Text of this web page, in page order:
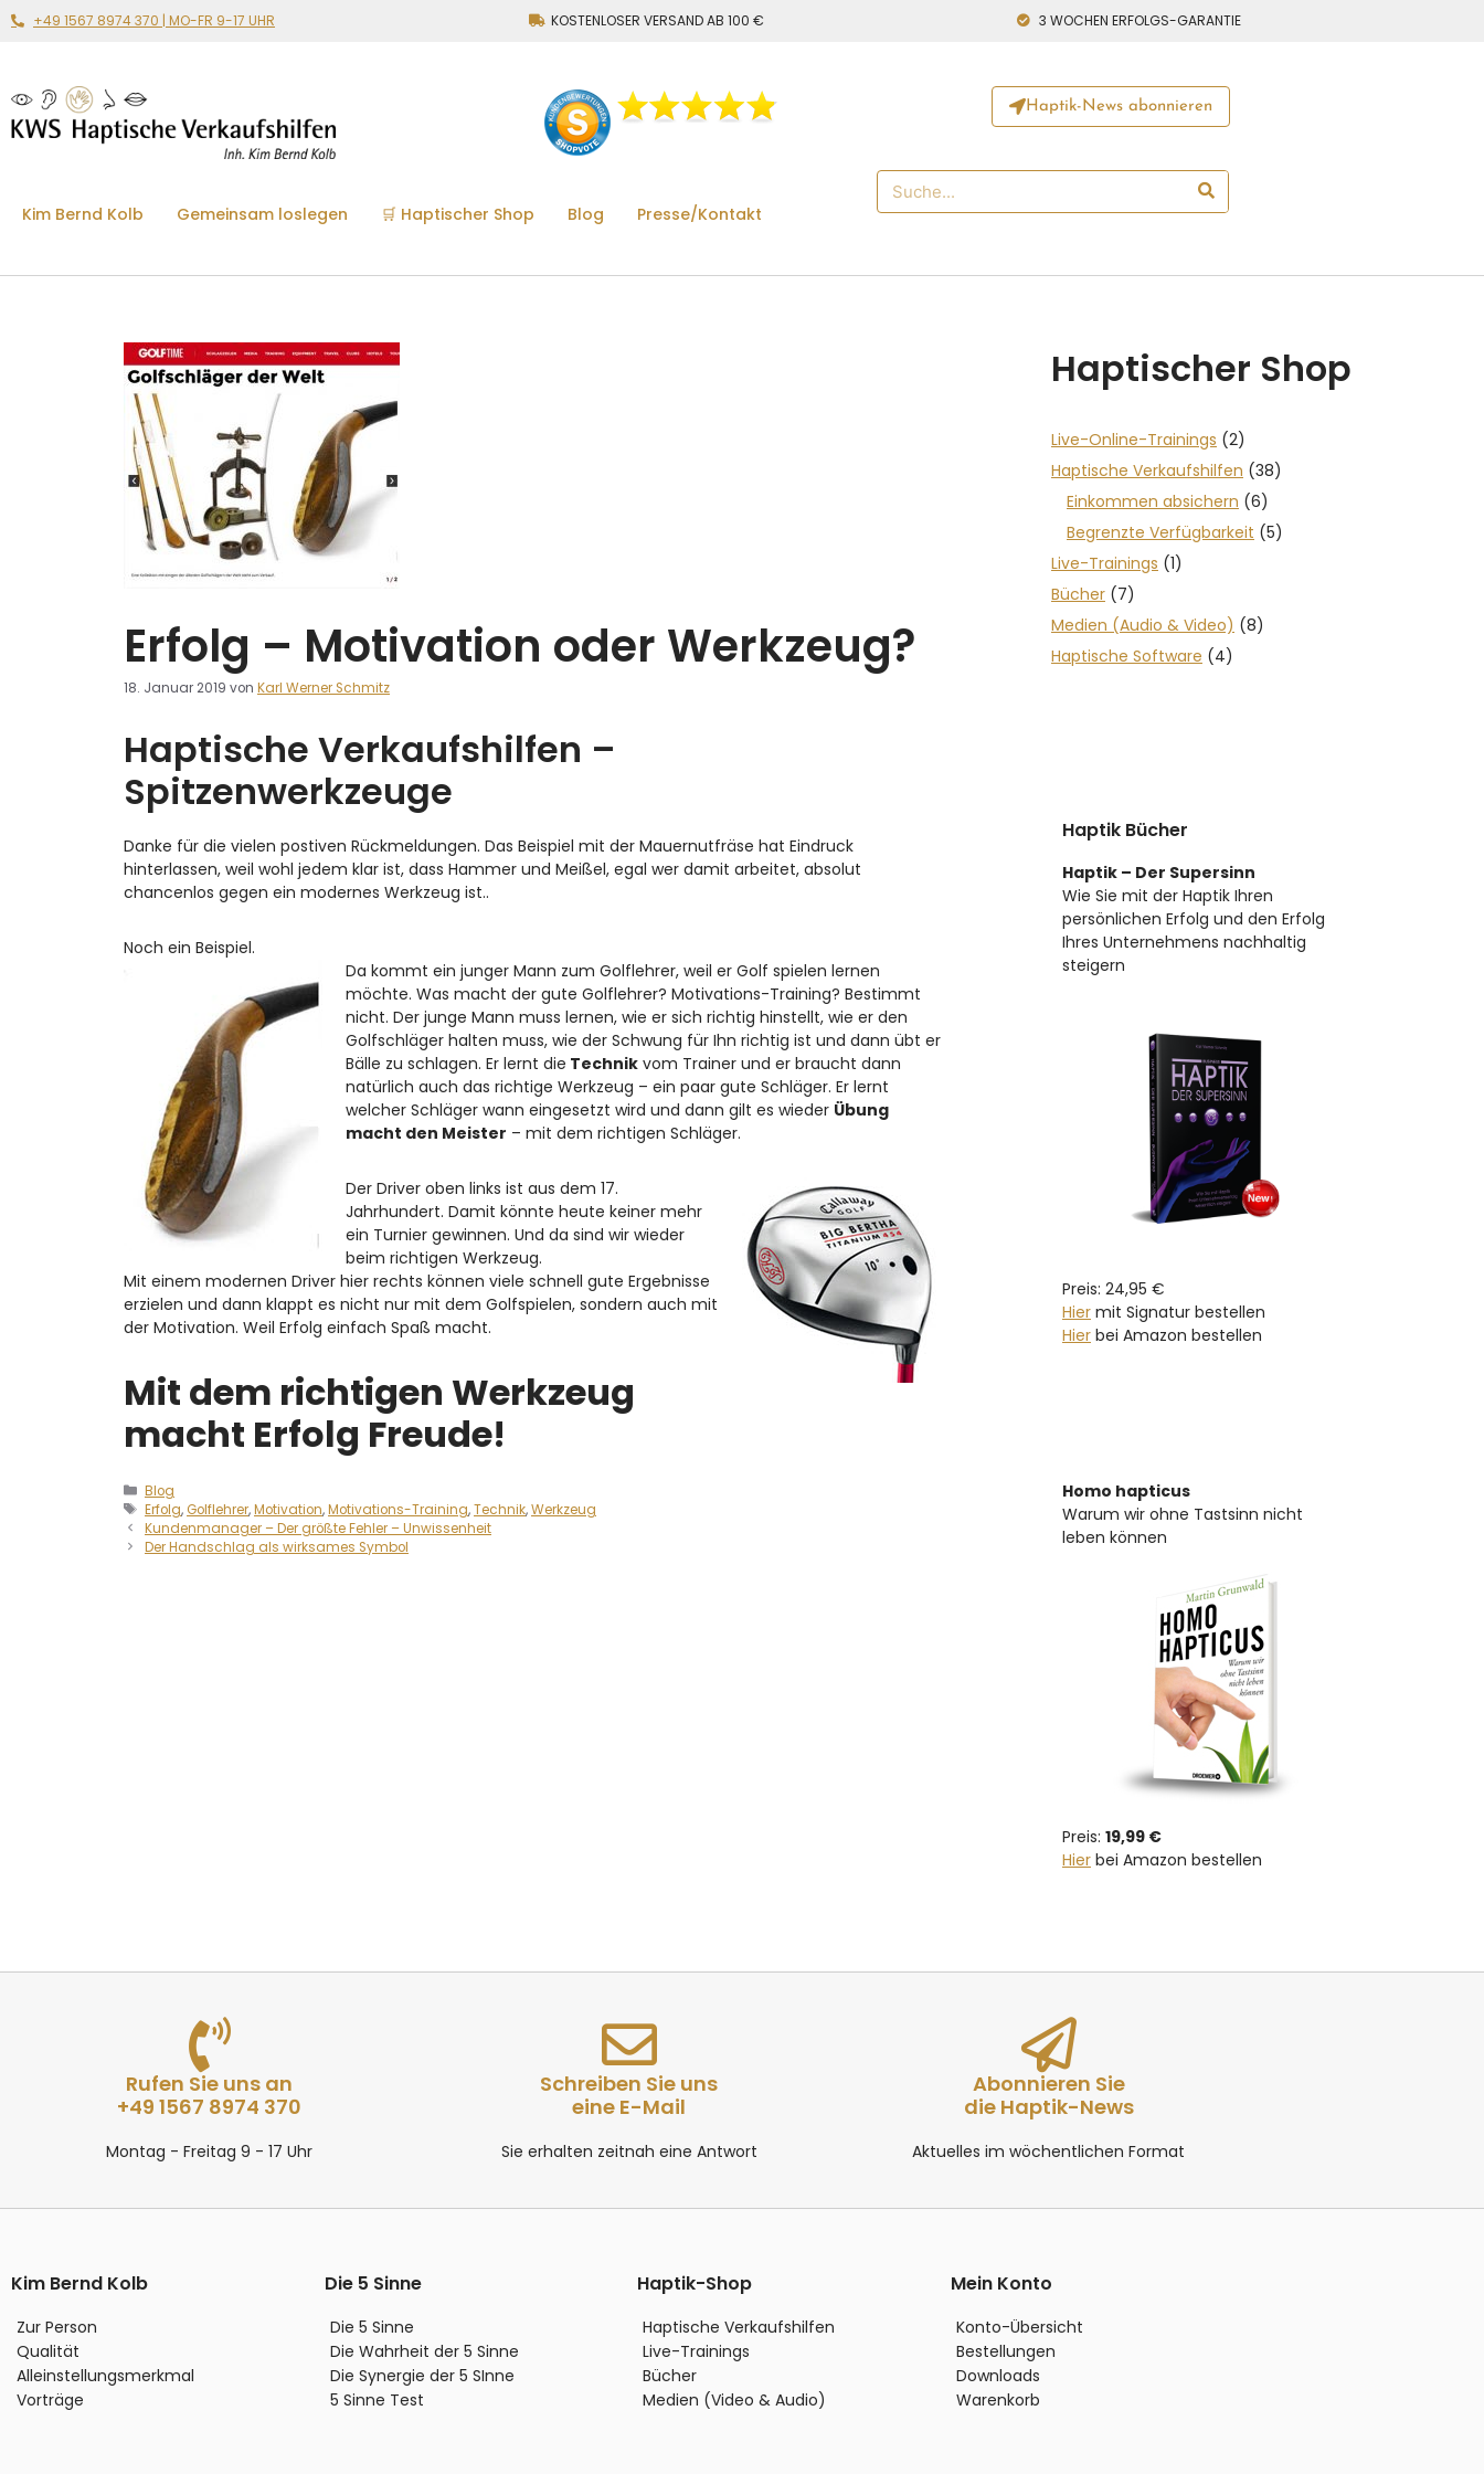
+49 1567 8974 370 | MO-FR 9-17 UHR KOSTENLOSER VERSAND AB 100 € 3 WOCHEN ERFOLGS-GARANTIE
Haptik-News abonnieren
Kim Bernd Kolb Gemeinsam loslegen 🛒 Haptischer Shop Blog Presse/Kontakt
Erfolg – Motivation oder Werkzeug?
18. Januar 2019 von Karl Werner Schmitz
Haptische Verkaufshilfen –
Spitzenwerkzeuge
Danke für die vielen postiven Rückmeldungen. Das Beispiel mit der Mauernutfräse hat Eindruck
hinterlassen, weil wohl jedem klar ist, dass Hammer und Meißel, egal wer damit arbeitet, absolut
chancenlos gegen ein modernes Werkzeug ist..
Noch ein Beispiel.
Da kommt ein junger Mann zum Golflehrer, weil er Golf spielen lernen
möchte. Was macht der gute Golflehrer? Motivations-Training? Bestimmt
nicht. Der junge Mann muss lernen, wie er sich richtig hinstellt, wie er den
Golfschläger halten muss, wie der Schwung für Ihn richtig ist und dann übt er
Bälle zu schlagen. Er lernt die Technik vom Trainer und er braucht dann
natürlich auch das richtige Werkzeug – ein paar gute Schläger. Er lernt
welcher Schläger wann eingesetzt wird und dann gilt es wieder Übung
macht den Meister – mit dem richtigen Schläger.
Der Driver oben links ist aus dem 17.
Jahrhundert. Damit könnte heute keiner mehr
ein Turnier gewinnen. Und da sind wir wieder
beim richtigen Werkzeug.
Mit einem modernen Driver hier rechts können viele schnell gute Ergebnisse
erzielen und dann klappt es nicht nur mit dem Golfspielen, sondern auch mit
der Motivation. Weil Erfolg einfach Spaß macht.
Mit dem richtigen Werkzeug
macht Erfolg Freude!
Blog
Erfolg, Golflehrer,Motivation,Motivations-Training,Technik,Werkzeug
Kundenmanager – Der größte Fehler – Unwissenheit
Der Handschlag als wirksames Symbol
Haptischer Shop
Live-Online-Trainings (2)
Haptische Verkaufshilfen (38)
Einkommen absichern (6)
Begrenzte Verfügbarkeit (5)
Live-Trainings (1)
Bücher (7)
Medien (Audio & Video) (8)
Haptische Software (4)
Haptik Bücher
Haptik – Der Supersinn
Wie Sie mit der Haptik Ihren
persönlichen Erfolg und den Erfolg
Ihres Unternehmens nachhaltig
steigern
Preis: 24,95 €
Hier mit Signatur bestellen
Hier bei Amazon bestellen
Homo hapticus
Warum wir ohne Tastsinn nicht
leben können
Preis: 19,99 €
Hier bei Amazon bestellen
Rufen Sie uns an
+49 1567 8974 370
Montag - Freitag 9 - 17 Uhr
Schreiben Sie uns
eine E-Mail
Sie erhalten zeitnah eine Antwort
Abonnieren Sie
die Haptik-News
Aktuelles im wöchentlichen Format
Kim Bernd Kolb
Zur Person
Qualität
Alleinstellungsmerkmal
Vorträge
Die 5 Sinne
Die 5 Sinne
Die Wahrheit der 5 Sinne
Die Synergie der 5 SInne
5 Sinne Test
Haptik-Shop
Haptische Verkaufshilfen
Live-Trainings
Bücher
Medien (Video & Audio)
Mein Konto
Konto-Übersicht
Bestellungen
Downloads
Warenkorb